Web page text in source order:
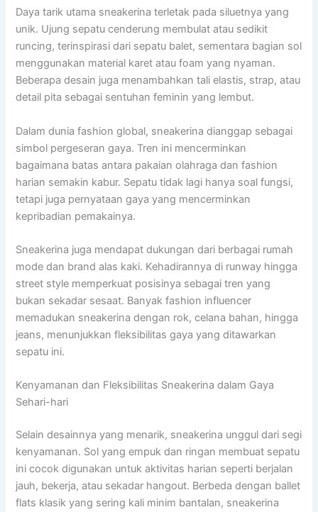
Daya tarik utama sneakerina terletak pada siluetnya yang
unik. Ujung sepatu cenderung membulat atau sedikit
runcing, terinspirasi dari sepatu balet, sementara bagian sol
menggunakan material karet atau foam yang nyaman.
Beberapa desain juga menambahkan tali elastis, strap, atau
detail pita sebagai sentuhan feminin yang lembut.
Dalam dunia fashion global, sneakerina dianggap sebagai
simbol pergeseran gaya. Tren ini mencerminkan
bagaimana batas antara pakaian olahraga dan fashion
harian semakin kabur. Sepatu tidak lagi hanya soal fungsi,
tetapi juga pernyataan gaya yang mencerminkan
kepribadian pemakainya.
Sneakerina juga mendapat dukungan dari berbagai rumah
mode dan brand alas kaki. Kehadirannya di runway hingga
street style memperkuat posisinya sebagai tren yang
bukan sekadar sesaat. Banyak fashion influencer
memadukan sneakerina dengan rok, celana bahan, hingga
jeans, menunjukkan fleksibilitas gaya yang ditawarkan
sepatu ini.
Kenyamanan dan Fleksibilitas Sneakerina dalam Gaya
Sehari-hari
Selain desainnya yang menarik, sneakerina unggul dari segi
kenyamanan. Sol yang empuk dan ringan membuat sepatu
ini cocok digunakan untuk aktivitas harian seperti berjalan
jauh, bekerja, atau sekadar hangout. Berbeda dengan ballet
flats klasik yang sering kali minim bantalan, sneakerina